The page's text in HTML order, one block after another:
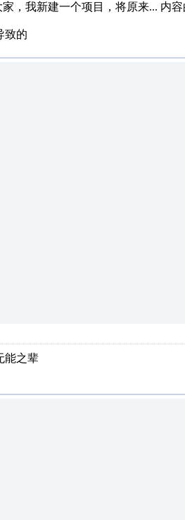
我新建一个项目，将原来... 内
致的
能之辈